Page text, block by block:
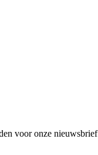
voor onze nieuwsbrief